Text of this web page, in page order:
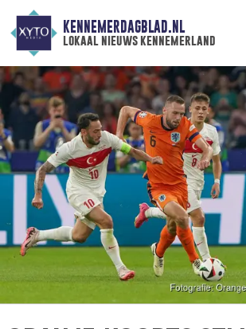
KENNEMERDAGBLAD.NL
lokaal nieuws kennemerland